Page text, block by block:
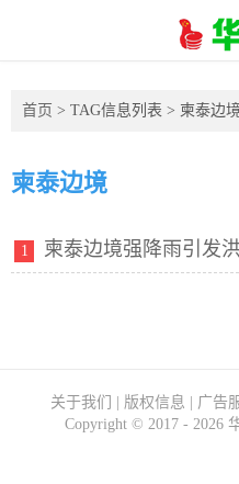
首页 > TAG信息列表 > 柬泰边境
柬泰边境
1 柬泰边境强降雨引发
关于我们 版权信息 广告
Copyright © 2017 - 2026